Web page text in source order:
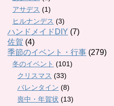
アサデス (1)
ヒルナンデス (3)
ハンドメイドDIY (7)
佐賀 (4)
季節のイベント・行事 (279)
冬のイベント (101)
クリスマス (33)
バレンタイン (8)
喪中・年賀状 (13)